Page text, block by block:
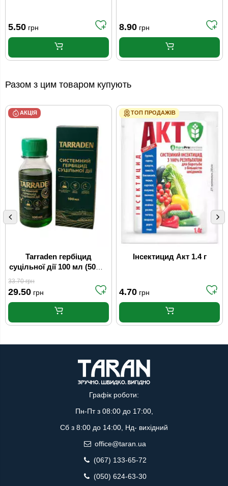
5.50 грн 8.90 грн
Разом з цим товаром купують
АКЦІЯ
Tarraden гербіцид
суцільної дії 100 мл (50шт/
33.70грн
29.50 грн
ТОП ПРОДАЖІВ
Інсектицид Акт 1.4 г
4.70 грн
Графік роботи:
Пн-Пт з 08:00 до 17:00,
Сб з 8:00 до 14:00, Нд- вихідний
office@taran.ua
(067) 133-65-72
(050) 624-63-30